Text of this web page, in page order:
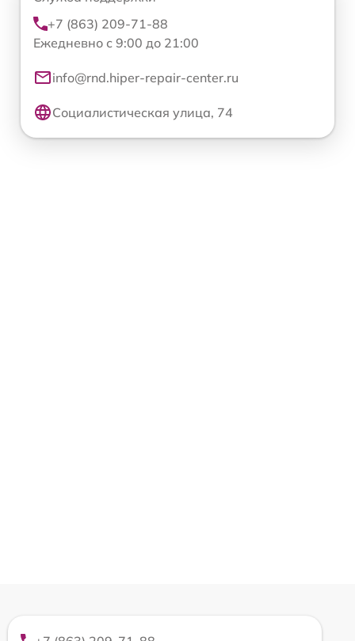
+7 (863) 209-71-88
Ежедневно с 9:00 до 21:00
info@rnd.hiper-repair-center.ru
Социалистическая улица, 74